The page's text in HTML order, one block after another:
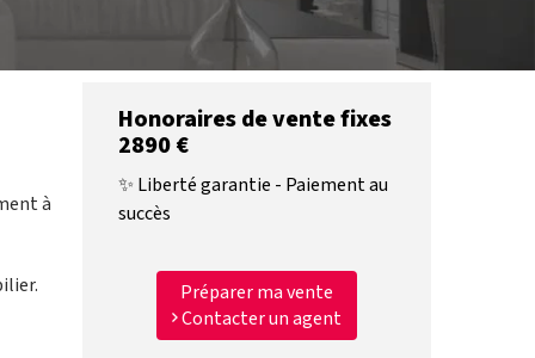
à
Honoraires de vente fixes
2890 €
✨ Liberté garantie - Paiement au
succès
Préparer ma vente
Contacter un agent